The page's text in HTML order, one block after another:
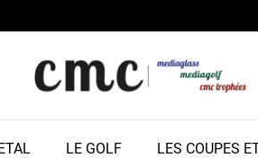
LE GOLF LES COUPES